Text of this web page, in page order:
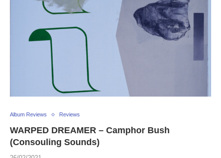
Album Reviews Reviews
WARPED DREAMER – Camphor Bush
(Consouling Sounds)